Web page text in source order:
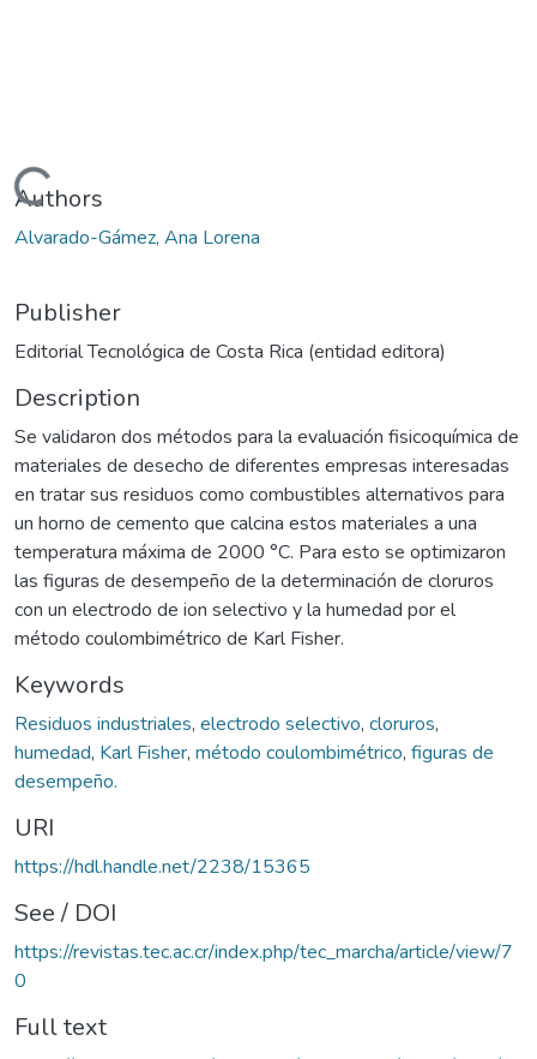
Loading...
Authors
Alvarado-Gámez, Ana Lorena
Publisher
Editorial Tecnológica de Costa Rica (entidad editora)
Description
Se validaron dos métodos para la evaluación fisicoquímica de
materiales de desecho de diferentes empresas interesadas
en tratar sus residuos como combustibles alternativos para
un horno de cemento que calcina estos materiales a una
temperatura máxima de 2000 °C. Para esto se optimizaron
las figuras de desempeño de la determinación de cloruros
con un electrodo de ion selectivo y la humedad por el
método coulombimétrico de Karl Fisher.
Keywords
Residuos industriales, electrodo selectivo, cloruros,
humedad, Karl Fisher, método coulombimétrico, figuras de
desempeño.
URI
https://hdl.handle.net/2238/15365
See / DOI
https://revistas.tec.ac.cr/index.php/tec_marcha/article/view/7
0
Full text